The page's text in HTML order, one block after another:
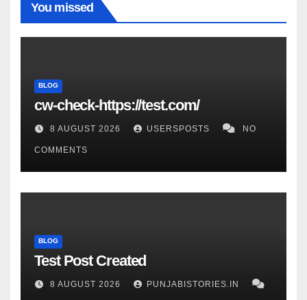
You missed
BLOG
cw-check-https://test.com/
8 AUGUST 2026 USERSPOSTS NO
COMMENTS
BLOG
Test Post Created
8 AUGUST 2026 PUNJABISTORIES.IN